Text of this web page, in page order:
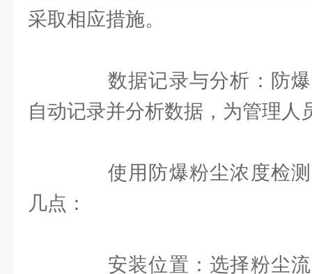
采取相应措施。
数据记录与分析：防爆
自动记录并分析数据，为管理人
使用防爆粉尘浓度检测
几点：
安装位置：选择粉尘流